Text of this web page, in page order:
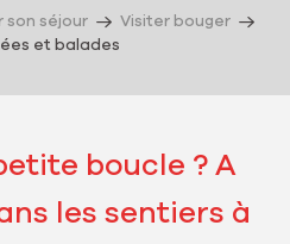
son séjour
Visiter bouger
et balades
boucle ? A
les sentiers à